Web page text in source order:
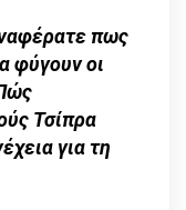
πως
φύγουν οι
Τσίπρα
για τη